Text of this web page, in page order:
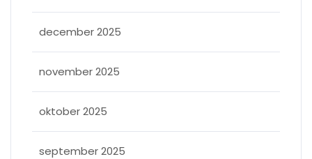
december 2025
november 2025
oktober 2025
september 2025